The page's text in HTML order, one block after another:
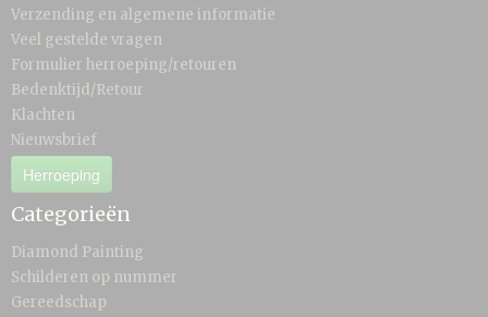
Verzending en algemene informatie
Veel gestelde vragen
Formulier herroeping/retouren
Bedenktijd/Retour
Klachten
Nieuwsbrief
Herroeping
Categorieën
Diamond Painting
Schilderen op nummer
Gereedschap